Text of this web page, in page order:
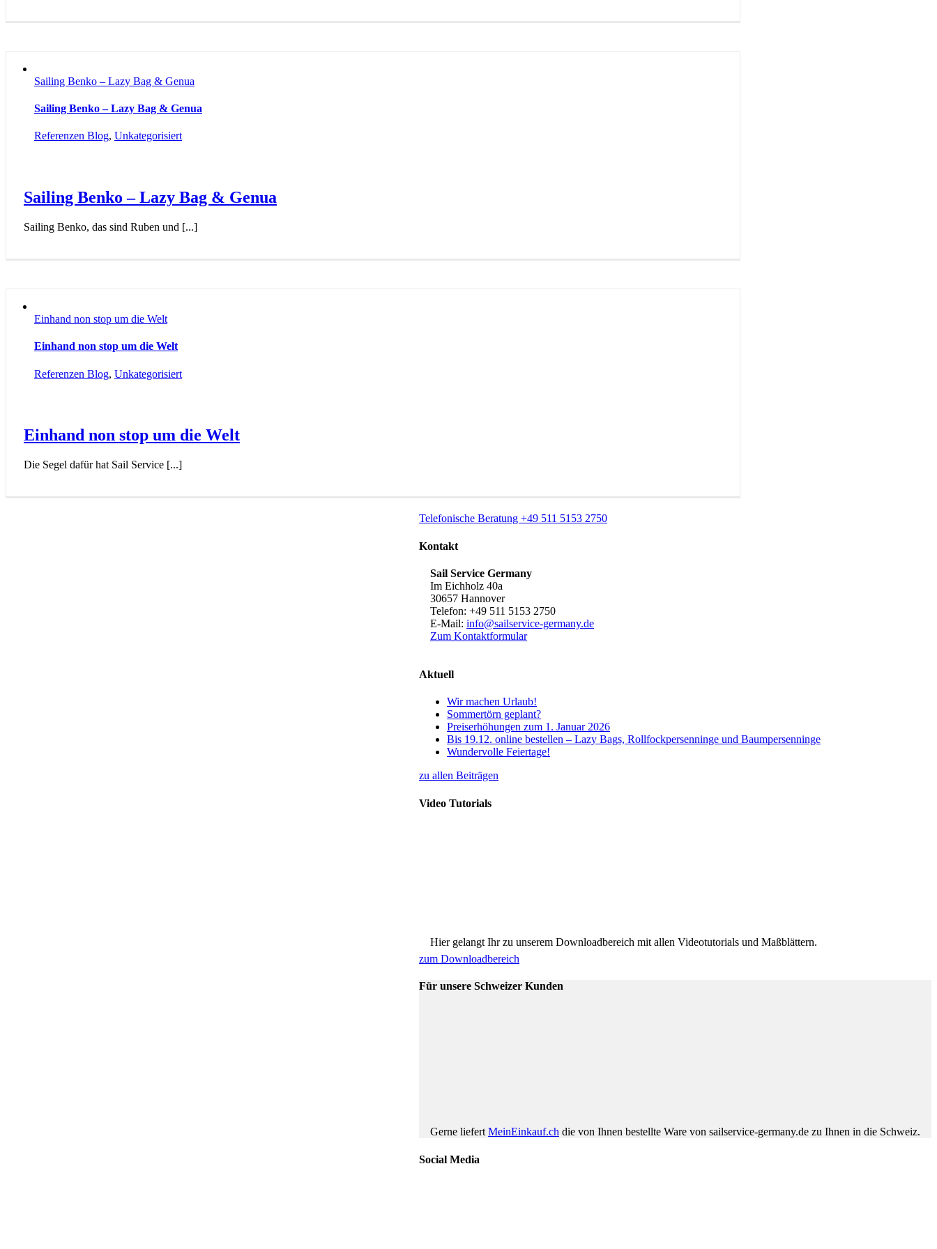
Sailing Benko – Lazy Bag & Genua
Sailing Benko – Lazy Bag & Genua
Referenzen Blog, Unkategorisiert
Sailing Benko – Lazy Bag & Genua
Sailing Benko, das sind Ruben und [...]
Einhand non stop um die Welt
Einhand non stop um die Welt
Referenzen Blog, Unkategorisiert
Einhand non stop um die Welt
Die Segel dafür hat Sail Service [...]
Telefonische Beratung +49 511 5153 2750
Kontakt
Sail Service Germany
Im Eichholz 40a
30657 Hannover
Telefon: +49 511 5153 2750
E-Mail: info@sailservice-germany.de
Zum Kontaktformular
Aktuell
Wir machen Urlaub!
Sommertörn geplant?
Preiserhöhungen zum 1. Januar 2026
Bis 19.12. online bestellen – Lazy Bags, Rollfockpersenninge und Baumpersenninge
Wundervolle Feiertage!
zu allen Beiträgen
Video Tutorials
Hier gelangt Ihr zu unserem Downloadbereich mit allen Videotutorials und Maßblättern.
zum Downloadbereich
Für unsere Schweizer Kunden
Gerne liefertMeinEinkauf.ch die von Ihnen bestellte Ware von sailservice-germany.de zu Ihnen in die Schweiz.
Social Media